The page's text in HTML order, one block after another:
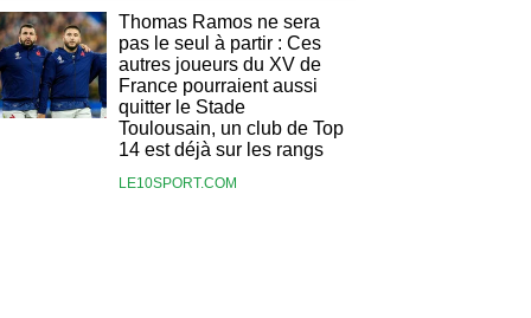
Thomas Ramos ne sera
pas le seul à partir : Ces
autres joueurs du XV de
France pourraient aussi
quitter le Stade
Toulousain, un club de Top
14 est déjà sur les rangs
LE10SPORT.COM